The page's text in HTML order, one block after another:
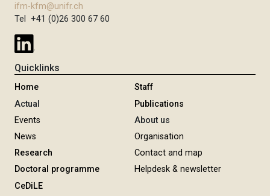
ifm-kfm@unifr.ch
Tel +41 (0)26 300 67 60
Quicklinks
Home
Actual
Events
News
Research
Doctoral programme
CeDiLE
Staff
Publications
About us
Organisation
Contact and map
Helpdesk & newsletter